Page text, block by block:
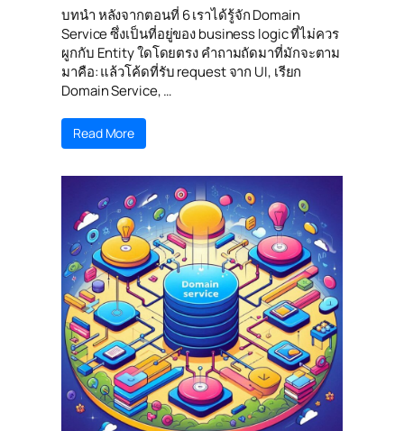
บทนำ หลังจากตอนที่ 6 เราได้รู้จัก Domain
Service ซึ่งเป็นที่อยู่ของ business logic ที่ไม่ควร
ผูกกับ Entity ใดโดยตรง คำถามถัดมาที่มักจะตาม
มาคือ: แล้วโค้ดที่รับ request จาก UI, เรียก
Domain Service, …
Read More